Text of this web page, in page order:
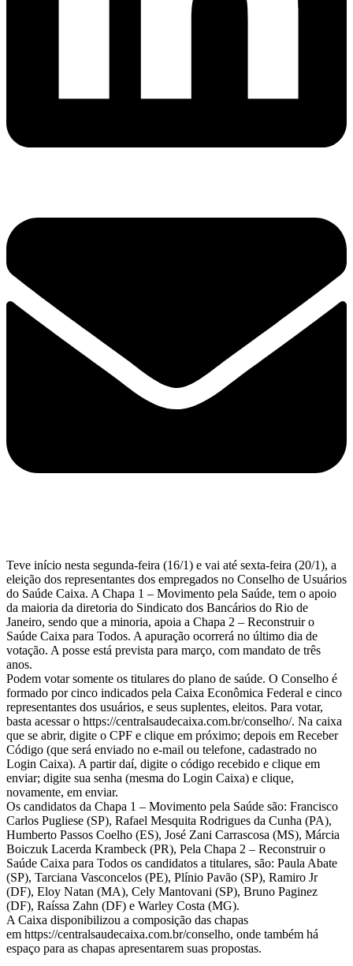
Teve início nesta segunda-feira (16/1) e vai até sexta-feira (20/1), a
eleição dos representantes dos empregados no Conselho de Usuários
do Saúde Caixa. A Chapa 1 – Movimento pela Saúde, tem o apoio
da maioria da diretoria do Sindicato dos Bancários do Rio de
Janeiro, sendo que a minoria, apoia a Chapa 2 – Reconstruir o
Saúde Caixa para Todos. A apuração ocorrerá no último dia de
votação. A posse está prevista para março, com mandato de três
anos.
Podem votar somente os titulares do plano de saúde. O Conselho é
formado por cinco indicados pela Caixa Econômica Federal e cinco
representantes dos usuários, e seus suplentes, eleitos. Para votar,
basta acessar o https://centralsaudecaixa.com.br/conselho/. Na caixa
que se abrir, digite o CPF e clique em próximo; depois em Receber
Código (que será enviado no e-mail ou telefone, cadastrado no
Login Caixa). A partir daí, digite o código recebido e clique em
enviar; digite sua senha (mesma do Login Caixa) e clique,
novamente, em enviar.
Os candidatos da Chapa 1 – Movimento pela Saúde são: Francisco
Carlos Pugliese (SP), Rafael Mesquita Rodrigues da Cunha (PA),
Humberto Passos Coelho (ES), José Zani Carrascosa (MS), Márcia
Boiczuk Lacerda Krambeck (PR), Pela Chapa 2 – Reconstruir o
Saúde Caixa para Todos os candidatos a titulares, são: Paula Abate
(SP), Tarciana Vasconcelos (PE), Plínio Pavão (SP), Ramiro Jr
(DF), Eloy Natan (MA), Cely Mantovani (SP), Bruno Paginez
(DF), Raíssa Zahn (DF) e Warley Costa (MG).
A Caixa disponibilizou a composição das chapas
em https://centralsaudecaixa.com.br/conselho, onde também há
espaço para as chapas apresentarem suas propostas.